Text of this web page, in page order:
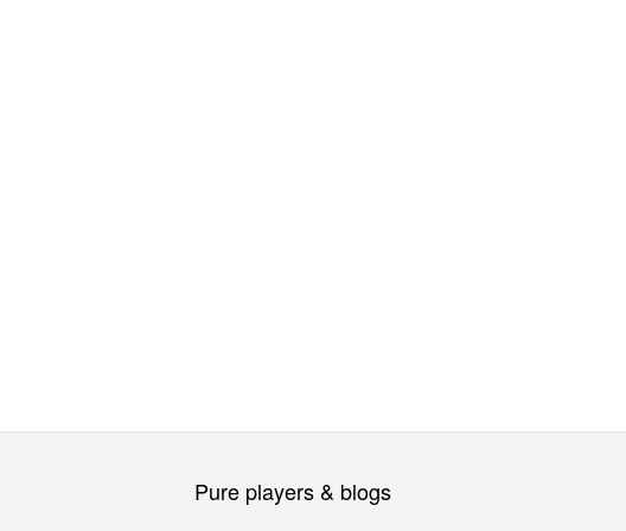
Pure players & blogs